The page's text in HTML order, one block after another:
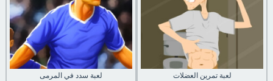
لعبة سدد في المرمى لعبة تمرين العضلات